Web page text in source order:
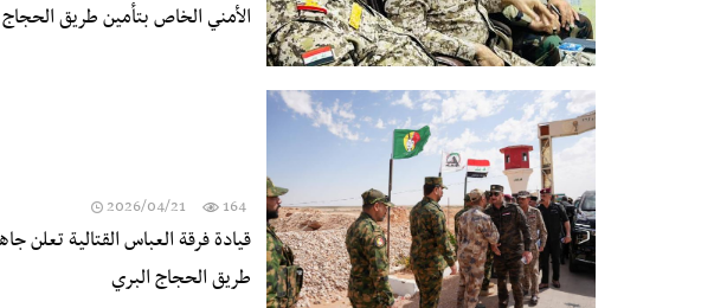
الأمني الخاص بتأمين طريق الحجاج
2026/04/21 164
قيادة فرقة العباس القتالية تعلن
طريق الحجاج البري